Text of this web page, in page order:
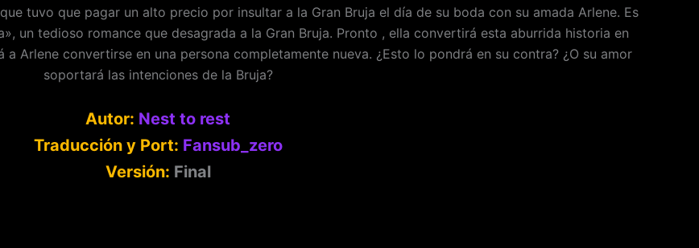
tuvo que pagar un alto precio por insultar a la Gran Bruja el día de su boda con su amada Arlene. Es
un tedioso romance que desagrada a la Gran Bruja. Pronto , ella convertirá esta aburrida historia en
Arlene convertirse en una persona completamente nueva. ¿Esto lo pondrá en su contra? ¿O su amor
soportará las intenciones de la Bruja?
Autor: Nest to rest
Traducción y Port: Fansub_zero
Versión: Final